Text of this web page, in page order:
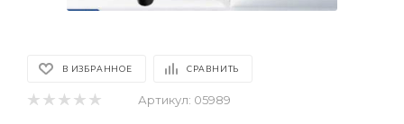
В ИЗБРАННОЕ СРАВНИТЬ
Артикул: 05989